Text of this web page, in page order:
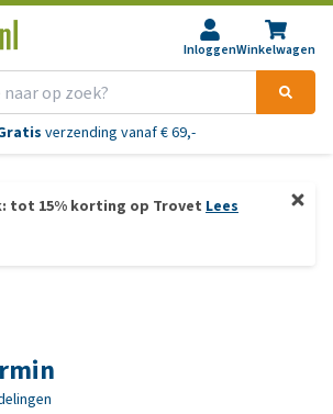
InloggenWinkelwagen
verzending vanaf € 69,-
tot 15% korting op Trovet Lees